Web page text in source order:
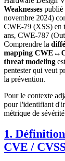
Weaknesses publié
novembre 2024)
CWE-79 (XSS) en
ans, CWE-787
Comprendre la
mapping
threat modeling
pentester qui veut
la prévention.
Pour le contexte
pour l'identifiant
métrique de
1.
CVE /